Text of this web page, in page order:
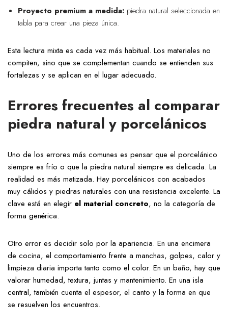
Proyecto premium a medida: piedra natural seleccionada en
tabla para crear una pieza única.
Esta lectura mixta es cada vez más habitual. Los materiales no
compiten, sino que se complementan cuando se entienden sus
fortalezas y se aplican en el lugar adecuado.
Errores frecuentes al comparar
piedra natural y porcelánicos
Uno de los errores más comunes es pensar que el porcelánico
siempre es frío o que la piedra natural siempre es delicada. La
realidad es más matizada. Hay porcelánicos con acabados
muy cálidos y piedras naturales con una resistencia excelente. La
clave está en elegir el material concreto, no la categoría de
forma genérica.
Otro error es decidir solo por la apariencia. En una encimera
de cocina, el comportamiento frente a manchas, golpes, calor y
limpieza diaria importa tanto como el color. En un baño, hay que
valorar humedad, textura, juntas y mantenimiento. En una isla
central, también cuenta el espesor, el canto y la forma en que
se resuelven los encuentros.